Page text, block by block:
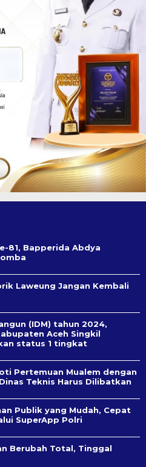
81, Bapperida Abdya
Laweung Jangan Kembali
(IDM) tahun 2024,
Aceh Singkil
status 1 tingkat
Pertemuan Mualem dengan
Teknis Harus Dilibatkan
Publik yang Mudah, Cepat
SuperApp Polri
Berubah Total, Tinggal